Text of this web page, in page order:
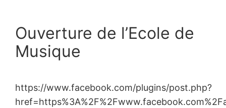
Ouverture de l’Ecole de
Musique
https://www.facebook.com/plugins/post.php?